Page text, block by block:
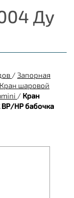
Ду
/ Запорная
Кран шаровой
/ Кран
ВР/НР бабочка